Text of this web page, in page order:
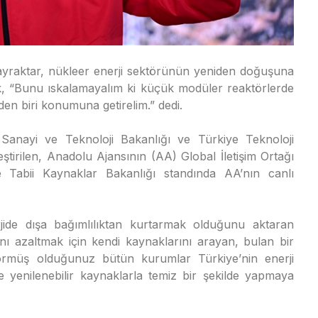
nükleer enerji sektörünün yeniden doğuşuna
“Bunu ıskalamayalım ki küçük modüler reaktörlerde
biri konumuna getirelim.” dedi.
ve Teknoloji Bakanlığı ve Türkiye Teknoloji
Anadolu Ajansının (AA) Global İletişim Ortağı
Kaynaklar Bakanlığı standında AA’nın canlı
dışa bağımlılıktan kurtarmak olduğunu aktaran
azaltmak için kendi kaynaklarını arayan, bulan bir
olduğunuz bütün kurumlar Türkiye’nin enerji
yenilenebilir kaynaklarla temiz bir şekilde yapmaya